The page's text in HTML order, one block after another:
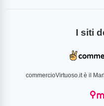
I siti
commercioVirtuoso.it è il